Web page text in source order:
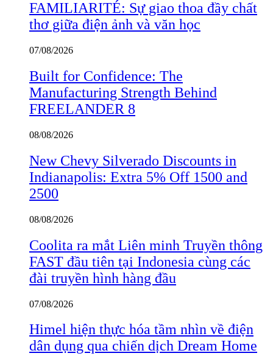
FAMILIARITÉ: Sự giao thoa đầy chất
thơ giữa điện ảnh và văn học
07/08/2026
Built for Confidence: The
Manufacturing Strength Behind
FREELANDER 8
08/08/2026
New Chevy Silverado Discounts in
Indianapolis: Extra 5% Off 1500 and
2500
08/08/2026
Coolita ra mắt Liên minh Truyền thông
FAST đầu tiên tại Indonesia cùng các
đài truyền hình hàng đầu
07/08/2026
Himel hiện thực hóa tầm nhìn về điện
dân dụng qua chiến dịch Dream Home